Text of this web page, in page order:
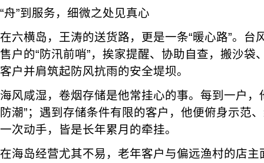
“舟”到服务，细微之处见真心
在六横岛，王涛的送货路，更是一条“暖心路”。台
售户的“防汛前哨”，挨家提醒、协助自查，搬沙袋
客户并肩筑起防风抗雨的安全堤坝。
海风咸湿，卷烟存储是他常挂心的事。每到一户，
防潮”；遇到存储条件有限的客户，他便俯身示范
一次动手，皆是长年累月的牵挂。
在海岛经营尤其不易，老年客户与偏远渔村的店